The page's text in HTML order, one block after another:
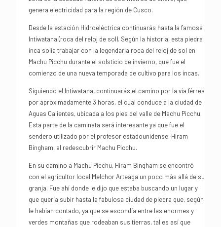
genera electricidad para la región de Cusco.
Desde la estación Hidroeléctrica continuarás hasta la famosa
Intiwatana (roca del reloj de sol). Según la historia, esta piedra
inca solía trabajar con la legendaria roca del reloj de sol en
Machu Picchu durante el solsticio de invierno, que fue el
comienzo de una nueva temporada de cultivo para los incas.
Siguiendo el Intiwatana, continuarás el camino por la vía férrea
por aproximadamente 3 horas, el cual conduce a la ciudad de
Aguas Calientes, ubicada a los pies del valle de Machu Picchu.
Esta parte de la caminata será interesante ya que fue el
sendero utilizado por el profesor estadounidense, Hiram
Bingham, al redescubrir Machu Picchu.
En su camino a Machu Picchu, Hiram Bingham se encontró
con el agricultor local Melchor Arteaga un poco más allá de su
granja. Fue ahí donde le dijo que estaba buscando un lugar y
que quería subir hasta la fabulosa ciudad de piedra que, según
le habían contado, ya que se escondía entre las enormes y
verdes montañas que rodeaban sus tierras, tal es así que